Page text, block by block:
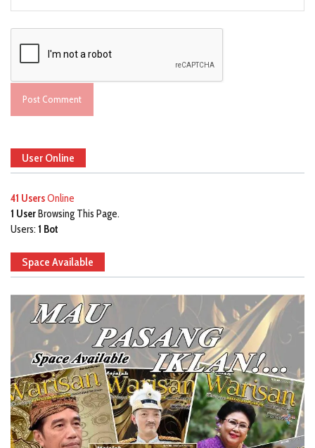
User Online
41 UsersOnline
1 UserBrowsing This Page.
Users: 1 Bot
Space Available